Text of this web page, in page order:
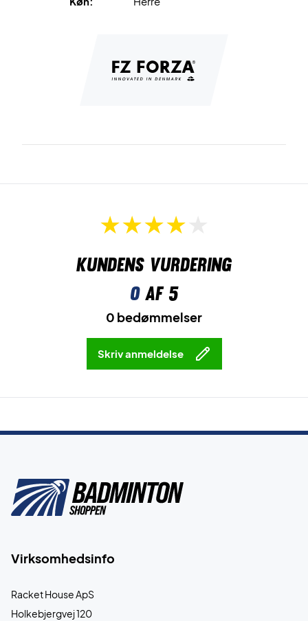
Kundens vurdering
0af 5
0 bedømmelser
Skriv anmeldelse
Virksomhedsinfo
Racket House ApS
Holkebjergvej 120